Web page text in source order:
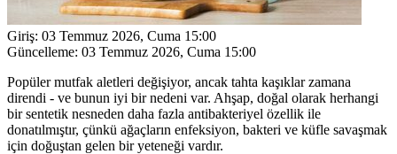
Giriş: 03 Temmuz 2026, Cuma 15:00
Güncelleme: 03 Temmuz 2026, Cuma 15:00
Popüler mutfak aletleri değişiyor, ancak tahta kaşıklar zamana
direndi - ve bunun iyi bir nedeni var. Ahşap, doğal olarak herhangi
bir sentetik nesneden daha fazla antibakteriyel özellik ile
donatılmıştır, çünkü ağaçların enfeksiyon, bakteri ve küfle savaşmak
için doğuştan gelen bir yeteneği vardır.